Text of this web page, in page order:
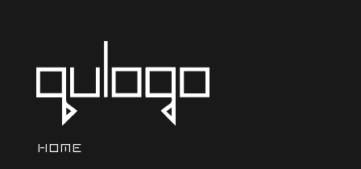
HOME